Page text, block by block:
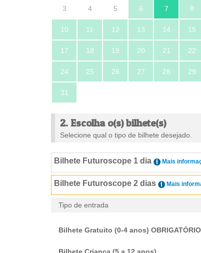
3 4 5 6 7 8
10 11 12 13 14 15
17 18 19 20 21 22
24 25 26 27 28 29
31
2. Escolha o(s) bilhete(s)
Selecione qual o tipo de bilhete desejado.
Bilhete Futuroscope 1 dia Mais
Bilhete Futuroscope 2 dias Mais
Tipo de entrada
Bilhete Gratuito (0-4 anos) OBRIGATÓRIO